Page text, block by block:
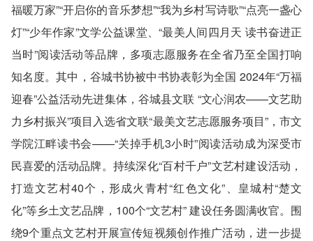
福暖万家”“开启你的音乐梦想”“我为乡村写诗歌”“点亮一盏心
灯”“少年作家”文学公益课堂、“最美人间四月天 读书奋进正
当时”阅读活动等品牌，多项志愿服务在全省乃至全国打响
知名度。其中，谷城书协被中书协表彰为全国 2024年“万福
迎春”公益活动先进集体，谷城县文联 “文心润农——文艺助
力乡村振兴”项目入选省文联“最美文艺志愿服务项目”，市文
学院江畔读书会——“关掉手机3小时”阅读活动成为深受市
民喜爱的活动品牌。持续深化“百村千户”文艺村建设活动，
打造文艺村40个，形成火青村“红色文化”、皇城村“楚文
化”等乡土文艺品牌，100个“文艺村” 建设任务圆满收官。围
绕9个重点文艺村开展宣传短视频创作推广活动，进一步提